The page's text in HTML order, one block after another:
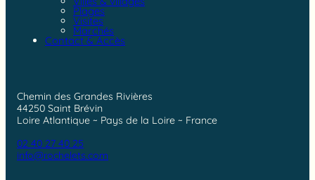
Plages
Visites
Marchés
Contact & Accès
Chemin des Grandes Rivières
44250 Saint Brévin
Loire Atlantique ~ Pays de la Loire ~ France
02 40 27 40 25
info@rochelets.com